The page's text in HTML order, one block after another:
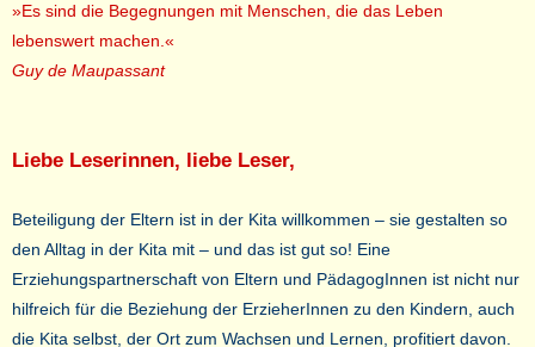
»Es sind die Begegnungen mit Menschen, die das Leben
lebenswert machen.«
Guy de Maupassant
Liebe Leserinnen, liebe Leser,
Beteiligung der Eltern ist in der Kita willkommen – sie gestalten so
den Alltag in der Kita mit – und das ist gut so! Eine
Erziehungspartnerschaft von Eltern und PädagogInnen ist nicht nur
hilfreich für die Beziehung der ErzieherInnen zu den Kindern, auch
die Kita selbst, der Ort zum Wachsen und Lernen, profitiert davon.